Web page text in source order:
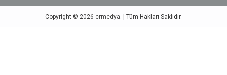
Copyright © 2026 crmedya. | Tüm Hakları Saklıdır.